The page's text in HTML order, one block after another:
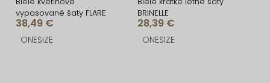
vypasované šaty FLARE
38,49 €
ONESIZE
BRINELLE
28,39 €
ONESIZE